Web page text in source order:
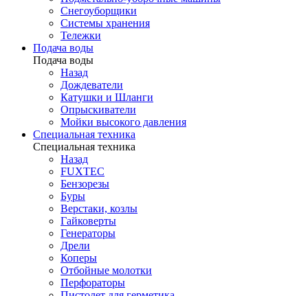
Снегоуборщики
Системы хранения
Тележки
Подача воды
Подача воды
Назад
Дождеватели
Катушки и Шланги
Опрыскиватели
Мойки высокого давления
Специальная техника
Специальная техника
Назад
FUXTEC
Бензорезы
Буры
Верстаки, козлы
Гайковерты
Генераторы
Дрели
Коперы
Отбойные молотки
Перфораторы